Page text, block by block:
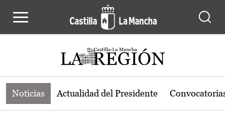
Noticias de la región de Castilla-La
Noticias Actualidad del Presidente